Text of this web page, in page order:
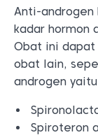
Anti-androgen
kadar hormon
Obat ini dapat
obat lain,
androgen
Spiroteron